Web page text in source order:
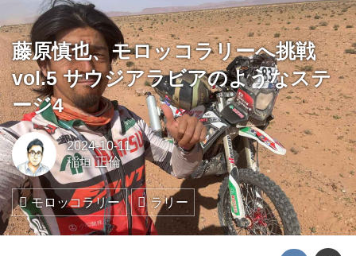
藤原慎也、モロッコラリーへ挑戦
vol.5 サウジアラビアのようなステ
ージ4
2024-10-11
稲垣 正倫
モロッコラリー ラリー